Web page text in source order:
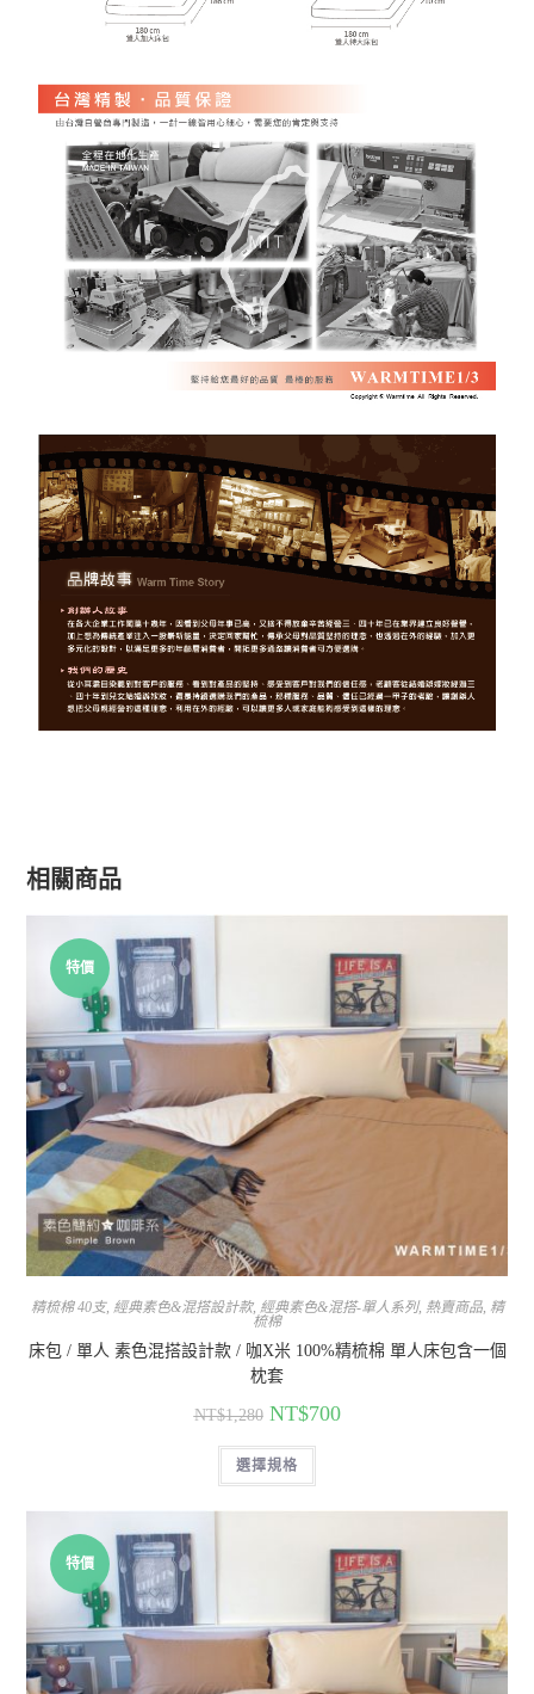
相關商品
特價
精梳棉 40支, 經典素色&混搭設計款, 經典素色&混搭-單人系列, 熱賣商品, 精
梳棉
床包 / 單人 素色混搭設計款 / 咖X米 100%精梳棉 單人床包含一個
枕套
NT$1,280 NT$700
選擇規格
特價